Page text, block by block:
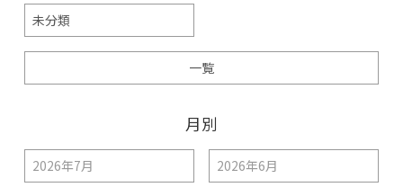
未分類
一覧
月別
2026年7月 2026年6月